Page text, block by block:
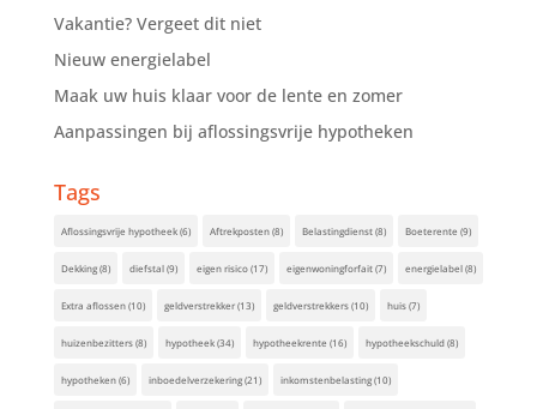
Vakantie? Vergeet dit niet
Nieuw energielabel
Maak uw huis klaar voor de lente en zomer
Aanpassingen bij aflossingsvrije hypotheken
Tags
Aflossingsvrije hypotheek(6) Aftrekposten(8) Belastingdienst(8) Boeterente (9)
Dekking(8) diefstal(9) eigen risico(17) eigenwoningforfait(7) energielabel(8)
Extra aflossen(10) geldverstrekker(13) geldverstrekkers(10) huis(7)
huizenbezitters(8) hypotheek(34) hypotheekrente (16) hypotheekschuld(8)
hypotheken(6) inboedelverzekering(21) inkomstenbelasting(10)